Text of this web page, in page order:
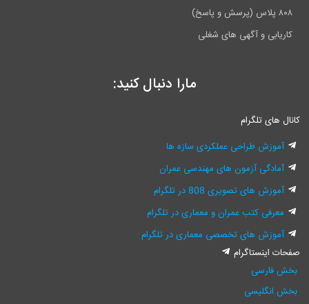
۸۰۸ پلاس (پرسش و پاسخ)
کاریابی و آگهی های شغلی
مارا دنبال کنید:
کانال های تلگرام
آموزش طراحی عملکردی سازه ها
آمادگی آزمون های مهندسی عمران
آموزش های تصویری 808 در تلگرام
معرفی کتب عمران و معماری در تلگرام
آموزش های تخصصی معماری در تلگرام
صفحات اینستاگرام
بخش فارسی
بخش انگلیسی